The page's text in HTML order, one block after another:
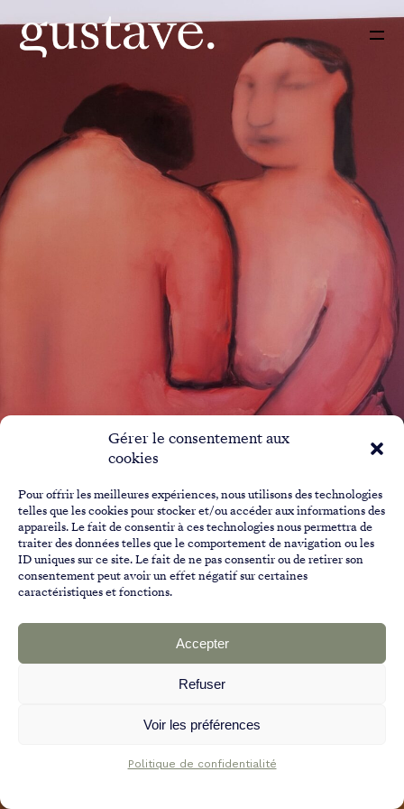
Gérer le consentement aux
cookies
Pour offrir les meilleures expériences, nous utilisons des technologies
telles que les cookies pour stocker et/ou accéder aux informations des
appareils. Le fait de consentir à ces technologies nous permettra de
traiter des données telles que le comportement de navigation ou les
ID uniques sur ce site. Le fait de ne pas consentir ou de retirer son
consentement peut avoir un effet négatif sur certaines
caractéristiques et fonctions.
Accepter
Refuser
Voir les préférences
Politique de confidentialité
Cunin-Gridaine
Appartement • Paris 3e • 70m2